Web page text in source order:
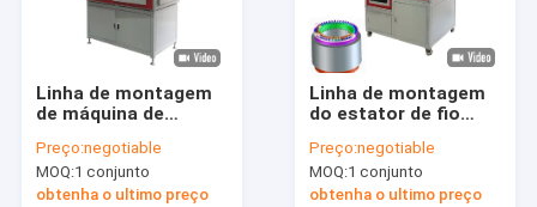
Linha de montagem
de máquina de
bobina de estator de
corte plano
controlada por servo
Preço:negotiable
MOQ:1 conjunto
obtenha o ultimo preço
Linha de montagem
do estator de fio
laser Motor de
enrolamento
Máquina automática
Preço:negotiable
MOQ:1 conjunto
obtenha o ultimo preço